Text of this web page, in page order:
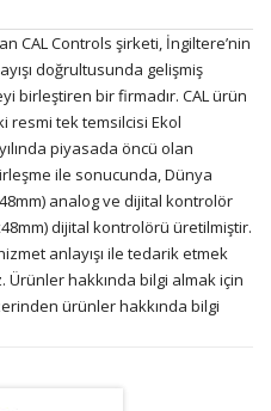
CAL Controls şirketi, İngiltere’nin
doğrultusunda gelişmiş
birleştiren bir firmadır. CAL ürün
resmi tek temsilcisi Ekol
piyasada öncü olan
ile sonucunda, Dünya
analog ve dijital kontrolör
dijital kontrolörü üretilmiştir.
anlayışı ile tedarik etmek
Ürünler hakkında bilgi almak için
ürünler hakkında bilgi